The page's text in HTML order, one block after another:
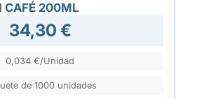
CAFÉ 200ML
34,30 €
0,034 €/Unidad
de 1000 unidades